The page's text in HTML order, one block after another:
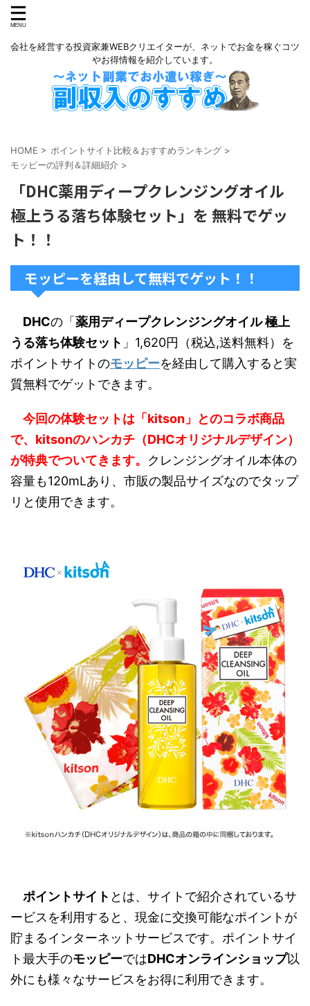
会社を経営する投資家兼WEBクリエイターが、ネットでお金を稼ぐコツ
やお得情報を紹介しています。
HOME > ポイントサイト比較＆おすすめランキング >
モッピーの評判＆詳細紹介 >
「DHC薬用ディープクレンジングオイル
極上うる落ち体験セット」を 無料でゲッ
ト！！
モッピーを経由して無料でゲット！！
DHCの「 薬用ディープクレンジングオイル 極上
うる落ち体験セット 」1,620円（税込,送料無料）を
ポイントサイトのモッピーを経由して購入すると実
質無料でゲットできます。
今回の体験セットは「kitson」とのコラボ商品
で、kitsonのハンカチ（DHCオリジナルデザイン）
が特典でついてきます。 クレンジングオイル本体の
容量も120mLあり、市販の製品サイズなのでタップ
リと使用できます。
ポイントサイト とは、サイトで紹介されているサ
ービスを利用すると、現金に交換可能なポイントが
貯まるインターネットサービスです。ポイントサイ
ト最大手のモッピーではDHCオンラインショップ以
外にも様々なサービスをお得に利用できます。